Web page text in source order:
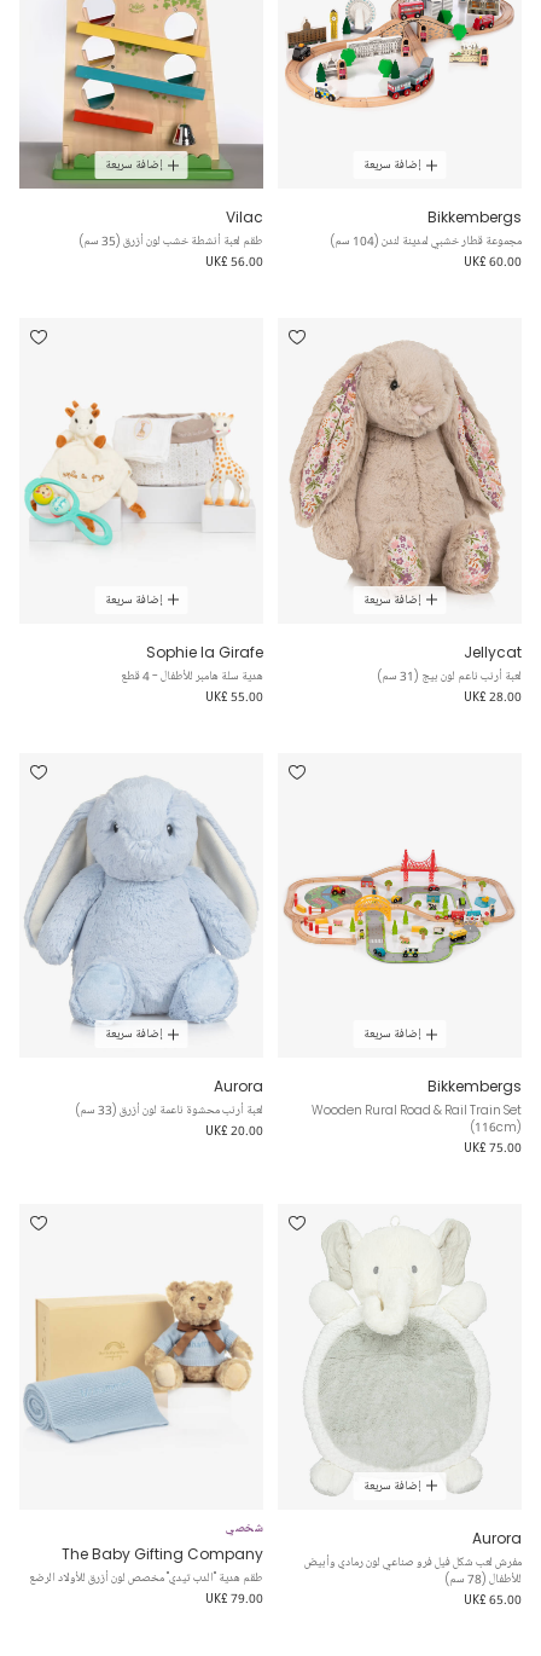
إضافة سريعة
Bikkembergs
مجموعة قطار خشبي لمدينة لندن (104 سم)
UK£ 60.00
إضافة سريعة
Vilac
طقم لعبة أنشطة خشب لون أزرق (35 سم)
UK£ 56.00
إضافة سريعة
Jellycat
لعبة أرنب ناعم لون بيج (31 سم)
UK£ 28.00
إضافة سريعة
Sophie la Girafe
هدية سلة هامبر للأطفال - 4 قطع
UK£ 55.00
إضافة سريعة
Bikkembergs
Wooden Rural Road & Rail Train Set
(116cm)
UK£ 75.00
إضافة سريعة
Aurora
لعبة أرنب محشوة ناعمة لون أزرق (33 سم)
UK£ 20.00
إضافة سريعة
Aurora
مفرش لعب شكل فيل فرو صناعي لون رمادي وأبيض
للأطفال (78 سم)
UK£ 65.00
شخصي
The Baby Gifting Company
طقم هدية "الدب تيدي" مخصص لون أزرق للأولاد الرضع
UK£ 79.00